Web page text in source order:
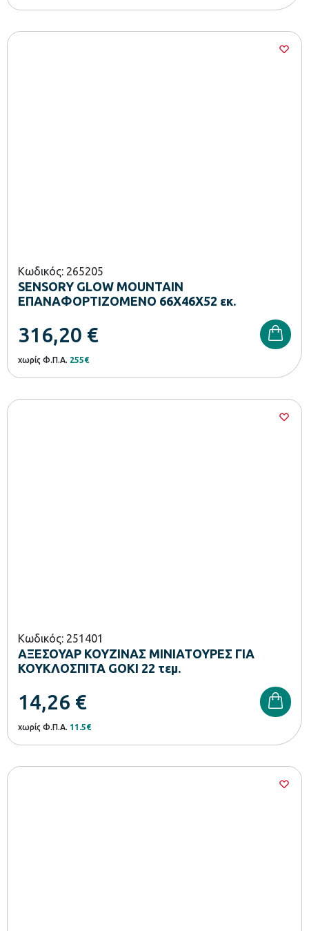
Κωδικός: 265205
SENSORY GLOW MOUNTAIN
ΕΠΑΝΑΦΟΡΤΙΖΟΜΕΝΟ 66Χ46Χ52 εκ.
316,20 €
χωρίς Φ.Π.Α. 255€
Κωδικός: 251401
ΑΞΕΣΟΥΑΡ ΚΟΥΖΙΝΑΣ ΜΙΝΙΑΤΟΥΡΕΣ ΓΙΑ
ΚΟΥΚΛΟΣΠΙΤΑ GOKI 22 τεμ.
14,26 €
χωρίς Φ.Π.Α. 11.5€